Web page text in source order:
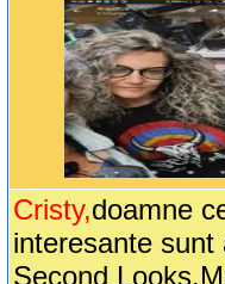
Cristy,doamne
interesante
Second